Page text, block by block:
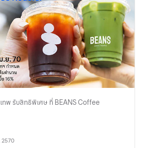
ทพ รับสิทธิพิเศษ ที่ BEANS Coffee
2570